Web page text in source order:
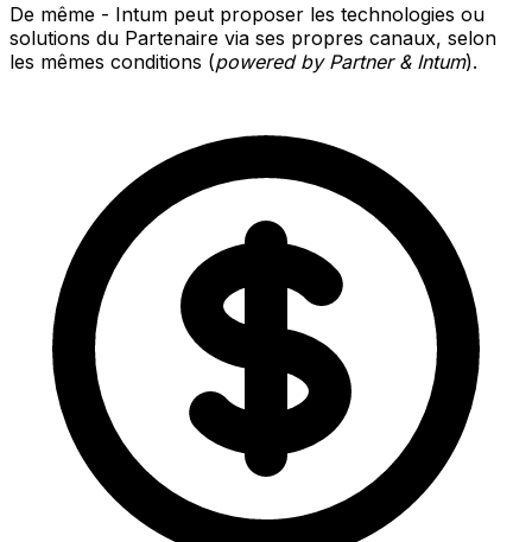
De même - Intum peut proposer les technologies ou
solutions du Partenaire via ses propres canaux, selon
les mêmes conditions (powered by Partner & Intum).